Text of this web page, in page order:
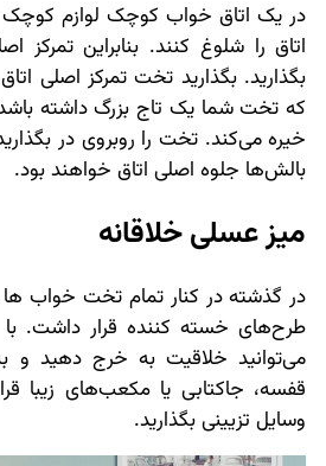
در یک اتاق خواب کوچک لوازم کوچک
اتاق را شلوغ کنند. بنابراین
بگذارید. بگذارید تخت تمرکز اصلی
که تخت شما یک تاج بزرگ داشته
خیره می‌کند. تخت را روبروی در
بالش‌ها جلوه اصلی اتاق خواهند بود.
میز عسلی خلاقانه
در گذشته در کنار تمام تخت خواب
طرح‌های خسته کننده قرار داشت. با
می‌توانید خلاقیت به خرج دهید و
قفسه، جاکتابی یا مکعب‌های زیبا
وسایل تزیینی بگذارید.